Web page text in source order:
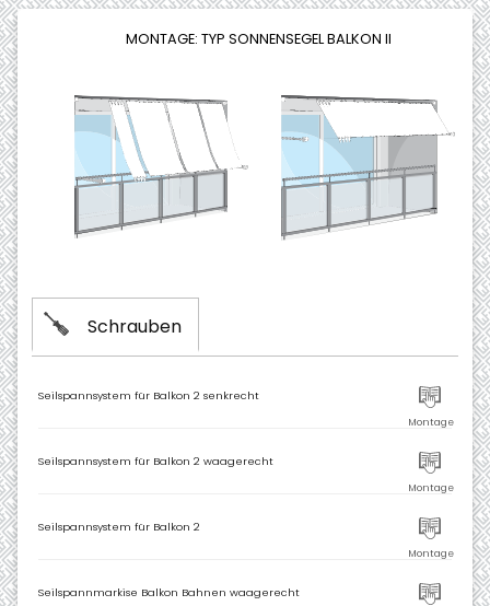
MONTAGE: TYP SONNENSEGEL BALKON II
Schrauben
Seilspannsystem für Balkon 2 senkrecht
Seilspannsystem für Balkon 2 waagerecht
Seilspannsystem für Balkon 2
Seilspannmarkise Balkon Bahnen waagerecht